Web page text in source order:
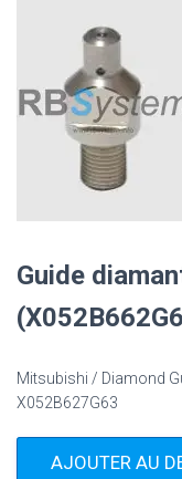
Guide
Mitsubishi / Diamond
X052B627G63
AJOUTER AU